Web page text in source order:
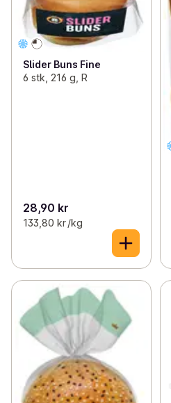
Slider Buns Fine
6 stk, 216 g, R
28,90 kr
133,80 kr /kg